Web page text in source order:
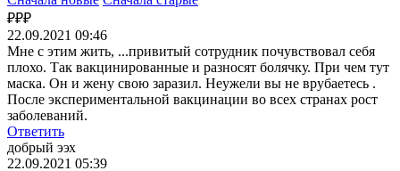
₽₽₽
22.09.2021 09:46
Мне с этим жить, ...привитый сотрудник почувствовал себя
плохо. Так вакцинированные и разносят болячку. При чем тут
маска. Он и жену свою заразил. Неужели вы не врубаетесь .
После экспериментальной вакцинации во всех странах рост
заболеваний.
Ответить
добрый ээх
22.09.2021 05:39